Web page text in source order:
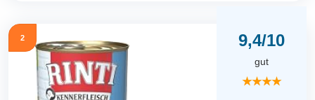
2 9,4/10
gut
★★★★